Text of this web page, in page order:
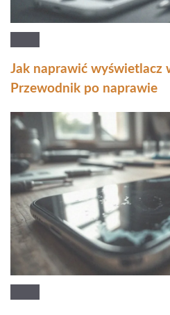
Jak naprawić wyświetlacz
Przewodnik po naprawie